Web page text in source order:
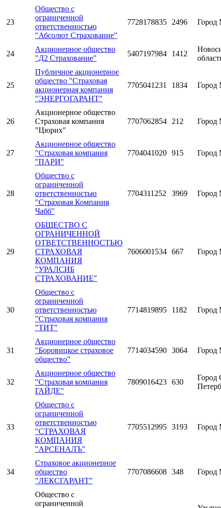
23
Общество с
ограниченной
ответственностью
"Абсолют Страхование"
7728178835 2496 Город
24
Акционерное общество
"Д2 Страхование"
5407197984 1412
25
Публичное акционерное
общество "Страховая
акционерная компания
"ЭНЕРГОГАРАНТ"
7705041231 1834 Город
26
Акционерное общество
Страховая компания
"Цюрих"
7707062854 212 Город
27
Акционерное общество
"Страховая компания
"ПАРИ"
7704041020 915 Город
28
Общество с
ограниченной
ответственностью
"Страховая Компания
Чабб"
7704311252 3969 Город
29
ОБЩЕСТВО С
ОГРАНИЧЕННОЙ
ОТВЕТСТВЕННОСТЬЮ
СТРАХОВАЯ
КОМПАНИЯ
"УРАЛСИБ
СТРАХОВАНИЕ"
7606001534 667 Город
30
Общество с
ограниченной
ответственностью
"Страховая компания
"ТИТ"
7714819895 1182 Город
31
Акционерное общество
"Боровицкое страховое
общество"
7714034590 3064 Город
32
Акционерное общество
"Страховая компания
ГАЙДЕ"
7809016423 630
Город
33
Общество с
ограниченной
ответственностью
"СТРАХОВАЯ
КОМПАНИЯ
"АРСЕНАЛЪ"
7705512995 3193 Город
34
Страховое акционерное
общество
"ЛЕКСГАРАНТ"
7707086608 348 Город
Общество с
ограниченной